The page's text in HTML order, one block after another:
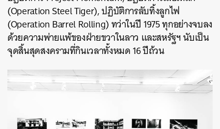
(Operation Steel Tiger), ปฏิบัติการลับทิ้งลูกไฟ
(Operation Barrel Rolling) ทว่าในปี 1975 ทุกอย่างจบลง
ด้วยความพ่ายแพ้ของฝ่ายขวาในลาว และสหรัฐฯ นับเป็น
จุดสิ้นสุดสงครามที่กินเวลาทั้งหมด 16 ปีถ้วน